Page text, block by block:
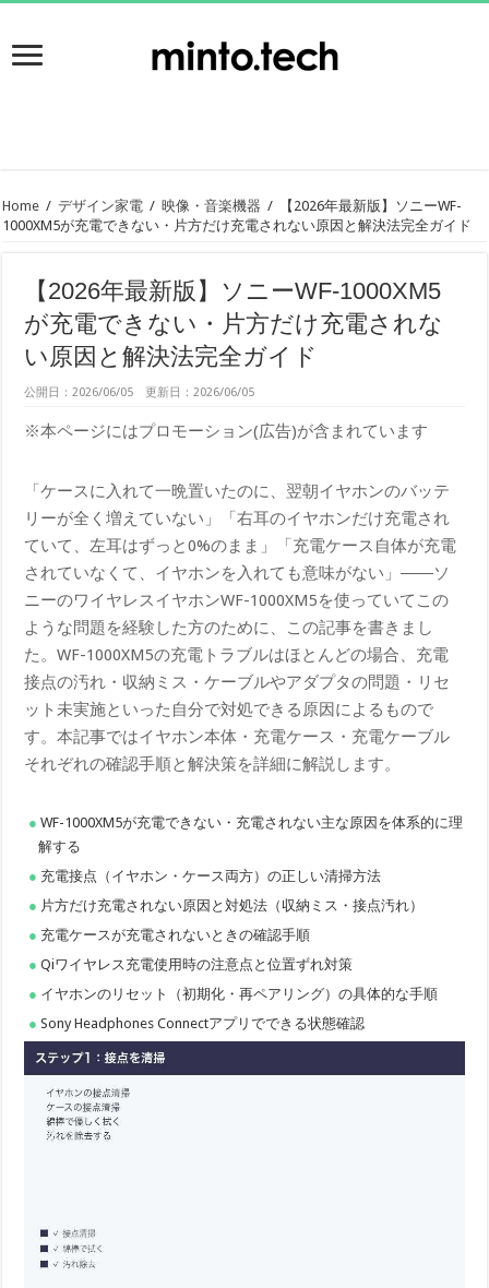
Home / デザイン家電 / 映像・音楽機器 /
【2026年最新版】ソニーWF-
1000XM5が充電できない・片方だけ充電されない原因と解決法完全ガイド
【2026年最新版】ソニーWF-1000XM5
が充電できない・片方だけ充電されな
い原因と解決法完全ガイド
公開日：2026/06/05 更新日：2026/06/05
※本ページにはプロモーション(広告)が含まれています
「ケースに入れて一晩置いたのに、翌朝イヤホンのバッテ
リーが全く増えていない」「右耳のイヤホンだけ充電され
ていて、左耳はずっと0%のまま」「充電ケース自体が充電
されていなくて、イヤホンを入れても意味がない」――ソ
ニーのワイヤレスイヤホンWF-1000XM5を使っていてこの
ような問題を経験した方のために、この記事を書きまし
た。WF-1000XM5の充電トラブルはほとんどの場合、充電
接点の汚れ・収納ミス・ケーブルやアダプタの問題・リセ
ット未実施といった自分で対処できる原因によるもので
す。本記事ではイヤホン本体・充電ケース・充電ケーブル
それぞれの確認手順と解決策を詳細に解説します。
WF-1000XM5が充電できない・充電されない主な原因を体系的に理
解する
充電接点（イヤホン・ケース両方）の正しい清掃方法
片方だけ充電されない原因と対処法（収納ミス・接点汚れ）
充電ケースが充電されないときの確認手順
Qiワイヤレス充電使用時の注意点と位置ずれ対策
イヤホンのリセット（初期化・再ペアリング）の具体的な手順
Sony Headphones Connectアプリでできる状態確認